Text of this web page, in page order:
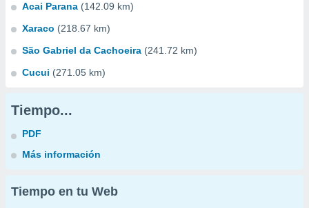
Acai Parana (142.09 km)
Xaraco (218.67 km)
São Gabriel da Cachoeira (241.72 km)
Cucui (271.05 km)
Tiempo...
PDF
Más información
Tiempo en tu Web